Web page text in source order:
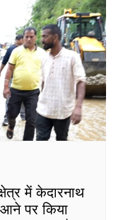
में केदारनाथ
आने पर किया